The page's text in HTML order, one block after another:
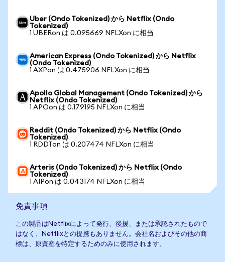
Uber (Ondo Tokenized) から Netflix (Ondo
Tokenized)
1 UBERon は 0.095669 NFLXon に相当
American Express (Ondo Tokenized) から Netflix
(Ondo Tokenized)
1 AXPon は 0.475906 NFLXon に相当
Apollo Global Management (Ondo Tokenized) から
Netflix (Ondo Tokenized)
1 APOon は 0.179195 NFLXon に相当
Reddit (Ondo Tokenized) から Netflix (Ondo
Tokenized)
1 RDDTon は 0.207474 NFLXon に相当
Arteris (Ondo Tokenized) から Netflix (Ondo
Tokenized)
1 AIPon は 0.043174 NFLXon に相当
免責事項
この製品はNetflixによって発行、後援、または承認されたもので
はなく、Netflixとの提携もありません。会社名およびその他の商
標は、原資産を特定するためのみに使用されます。